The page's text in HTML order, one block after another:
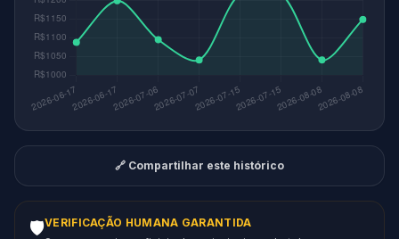
🔗 Compartilhar este histórico
🛡️VERIFICAÇÃO HUMANA GARANTIDA